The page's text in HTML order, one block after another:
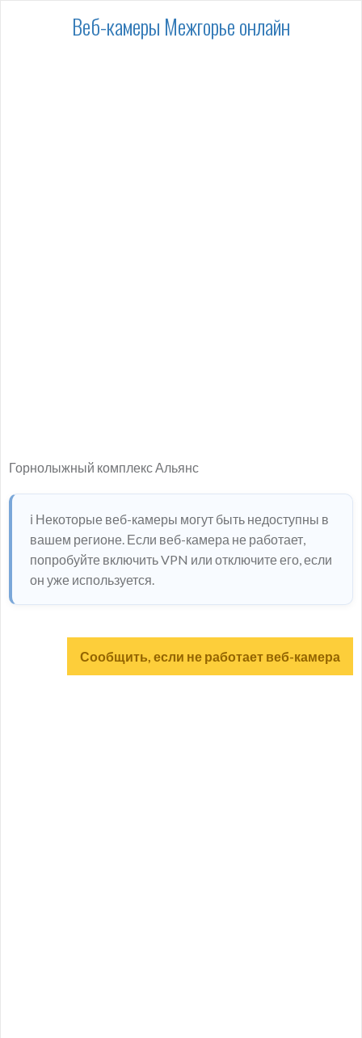
Веб-камеры Межгорье онлайн
Горнолыжный комплекс Альянс
ℹ️ Некоторые веб-камеры могут быть недоступны в
вашем регионе. Если веб-камера не работает,
попробуйте включить VPN или отключите его, если
он уже используется.
Сообщить, если не работает веб-камера